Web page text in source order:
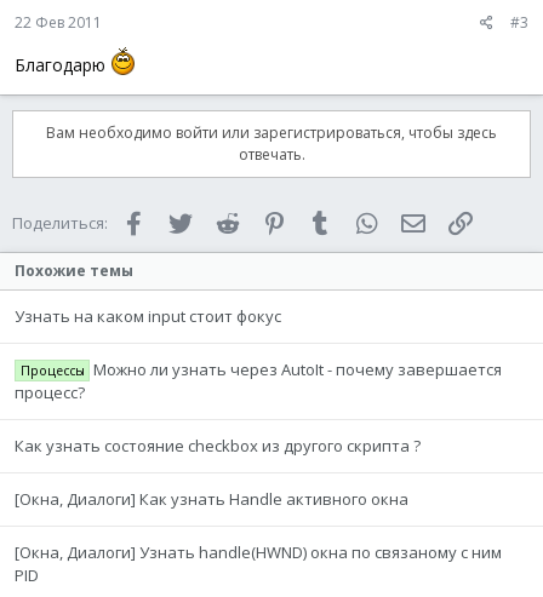
22 Фев 2011 #3
Благодарю
Вам необходимо войти или зарегистрироваться, чтобы здесь
отвечать.
Поделиться: FacebookTwitter Reddit PinterestTumblr WhatsAppЭлектронная
Похожие темы
Узнать на каком input стоит фокус
Процессы Можно ли узнать через AutoIt - почему завершается
процесс?
Как узнать состояние checkbox из другого скрипта ?
[Окна, Диалоги] Как узнать Handle активного окна
[Окна, Диалоги] Узнать handle(HWND) окна по связаному с ним
PID